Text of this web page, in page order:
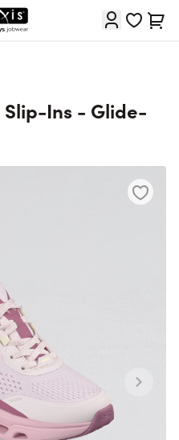
Cart
Slip-Ins - Glide-